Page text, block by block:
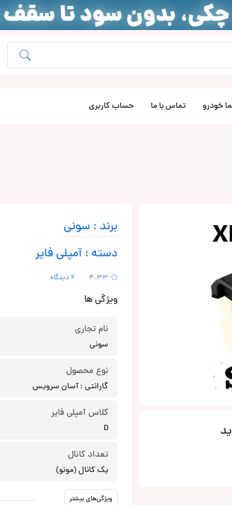
خودرو تماس با ما حساب کاربری
برند : سونی
دسته : آمپلی فایر
4.33 6 دیدگاه
ویژگی ها
نام تجاری
سونی
نوع محصول
گارانتی : آسان سرویس
کلاس آمپلی فایر
D
تعداد کانال
یک کانال (مونو)
ویژگی‌های بیشتر